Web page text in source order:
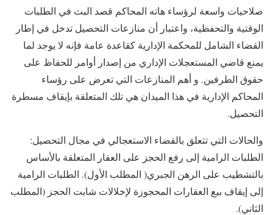
صلاحيات واسعة لرؤساء هاته المحاكم قصد البث في الطلبات
الوقتية والتحفظية، واعتبار أن منازعات التحصيل تدخل في إطار
القضاء الشامل للمحكمة الإدارية كقاعدة عامة فإنه لا يوجد لما
يمنع قاضي المستعجلات الإداري من إصدار أوامر للحفاظ على
حقوق الطرفين. و أهم المنازعات التي تعرض على رؤساء
المحاكم الإدارية في هذا الميدان هي تلك المتعلقة بإيقاف مسطرة
التحصيل.
والحالات التي تتعلق بالقضاء الاستعجالي في مجال التحصيل:
الطلبات الرامية إلى رفع الحجز على العقار المتعلقة بالأساس
بالتشطيب على الرهن الجبري( المطلب الأول). الطلبات الرامية
إلى إيقاف بيع العقارات المحجوزة لإخلالات شابت الحجز (المطلب
الثاني).